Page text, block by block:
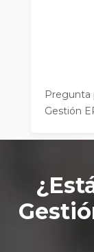
Pregunta
Gestión